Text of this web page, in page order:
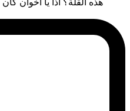
هذه القلة؟ اذا يا اخوان